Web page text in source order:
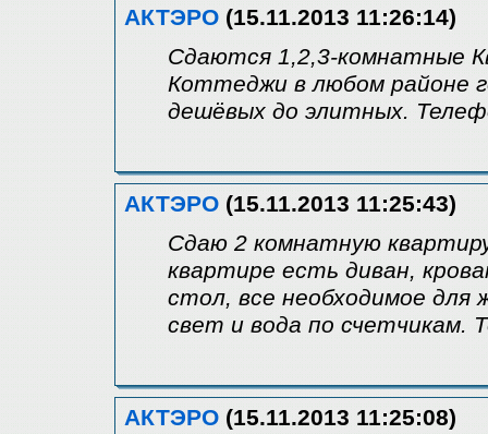
АКТЭРО (15.11.2013 11:26:14)
Сдаются 1,2,3-комнатные
Коттеджи в любом районе
дешёвых до элитных.
АКТЭРО (15.11.2013 11:25:43)
Сдаю 2 комнатную
квартире есть диван,
стол, все необходимое
свет и вода по счетчикам.
АКТЭРО (15.11.2013 11:25:08)